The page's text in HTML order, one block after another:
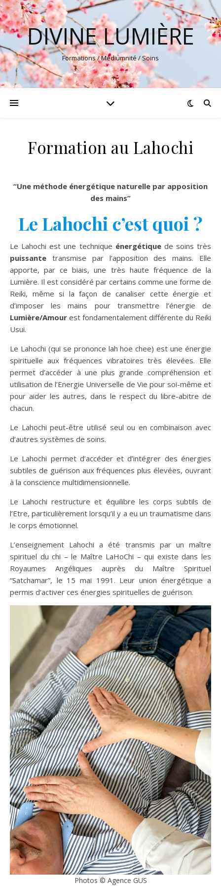
DIVINE LUMIÈRE
Formations / Médiumnité / Soins
Formation au Lahochi
“Une méthode énergétique naturelle par apposition
des mains”
Le Lahochi c’est quoi ?
Le Lahochi est une technique énergétiquede soins très
puissante transmise par l’apposition des mains. Elle
apporte, par ce biais, une très haute fréquence de la
Lumière. Il est considéré par certains comme une forme de
Reiki, même si la façon de canaliser cette énergie et
d’imposer les mains pour transmettre l’énergie de
Lumière/Amour est fondamentalement différente du Reiki
Usui.
Le Lahochi (qui se prononce lah hoe chee) est une énergie
spirituelle aux fréquences vibratoires très élevées. Elle
permet d’accéder à une plus grande compréhension et
utilisation de l’Energie Universelle de Vie pour soi-même et
pour aider les autres, dans le respect du libre-abitre de
chacun.
Le Lahochi peut-être utilisé seul ou en combinaison avec
d’autres systèmes de soins.
Le Lahochi permet d’accéder et d’intégrer des énergies
subtiles de guérison aux fréquences plus élevées, ouvrant
à la conscience multidimensionnelle.
Le Lahochi restructure et équilibre les corps subtils de
l’Etre, particulièrement lorsqu’il y a eu un traumatisme dans
le corps émotionnel.
L’enseignement Lahochi a été transmis par un maître
spirituel du chi – le Maître LaHoChi – qui existe dans les
Royaumes Angéliques auprès du Maître Spirituel
“Satchamar”, le 15 mai 1991. Leur union énergétique a
permis d’activer ces énergies spirituelles de guérison.
Photos © Agence GUS